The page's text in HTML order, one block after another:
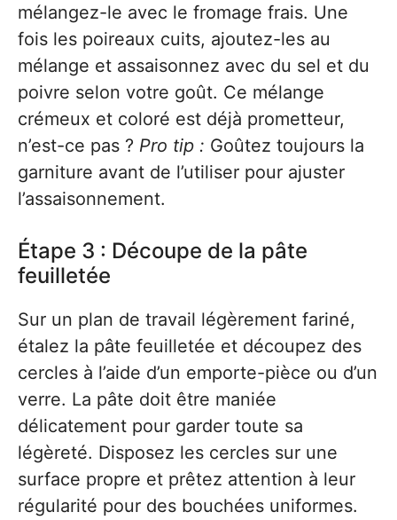
mélangez-le avec le fromage frais. Une
fois les poireaux cuits, ajoutez-les au
mélange et assaisonnez avec du sel et du
poivre selon votre goût. Ce mélange
crémeux et coloré est déjà prometteur,
n’est-ce pas ? Pro tip : Goûtez toujours la
garniture avant de l’utiliser pour ajuster
l’assaisonnement.
Étape 3 : Découpe de la pâte
feuilletée
Sur un plan de travail légèrement fariné,
étalez la pâte feuilletée et découpez des
cercles à l’aide d’un emporte-pièce ou d’un
verre. La pâte doit être maniée
délicatement pour garder toute sa
légèreté. Disposez les cercles sur une
surface propre et prêtez attention à leur
régularité pour des bouchées uniformes.